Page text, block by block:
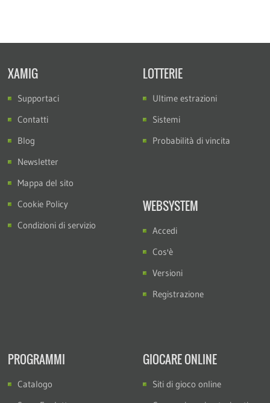
XAMIG
Supportaci
Contatti
Blog
Newsletter
Mappa del sito
Cookie Policy
Condizioni di servizio
LOTTERIE
Ultime estrazioni
Sistemi
Probabilità di vincita
WEBSYSTEM
Accedi
Cos'è
Versioni
Registrazione
PROGRAMMI
Catalogo
GIOCARE ONLINE
Siti di gioco online